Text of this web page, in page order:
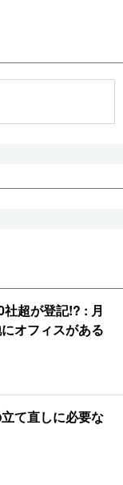
超が登記!? : 月
オフィスがある
立て直しに必要な